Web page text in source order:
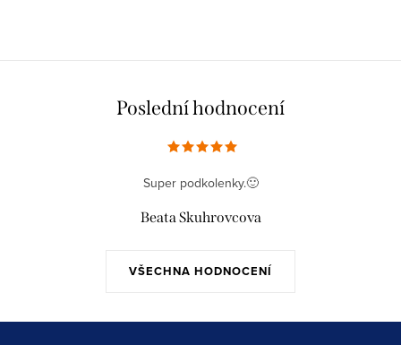
Poslední hodnocení
VŠECHNA HODNOCENÍ
Super podkolenky.🙂
Beata Skuhrovcova